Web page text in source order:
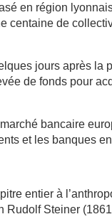
en région
centaine de
jours après la
de fonds pour
bancaire
et les banques
entier à
Steiner